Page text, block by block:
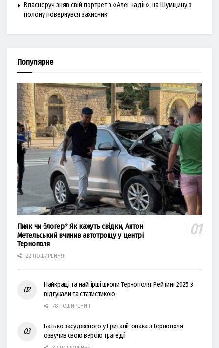
Власноруч зняв свій портрет з «Алеї надії»: на Шумщину з
полону повернувся захисник
Популярне
Пияк чи блогер? Як кажуть свідки, Антон
Метельський вчинив автотрощу у центрі
Тернополя
22 ПОШИРЕННЯ
Найкращі та найгірші школи Тернополя: Рейтинг 2025 з
відгуками та статистикою
78 ПОШИРЕННЯ
Батько засудженого у Британії юнака з Тернополя
озвучив свою версію трагедії